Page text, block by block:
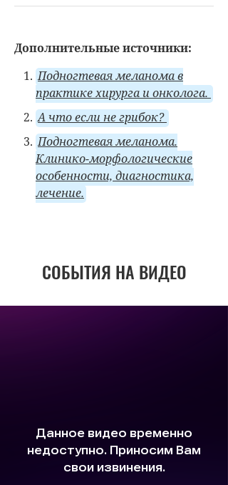
Дополнительные источники:
Подногтевая меланома в
практике хирурга и онколога.
А что если не грибок?
Подногтевая меланома.
Клинико-морфологические
особенности, диагностика,
лечение.
СОБЫТИЯ НА ВИДЕО